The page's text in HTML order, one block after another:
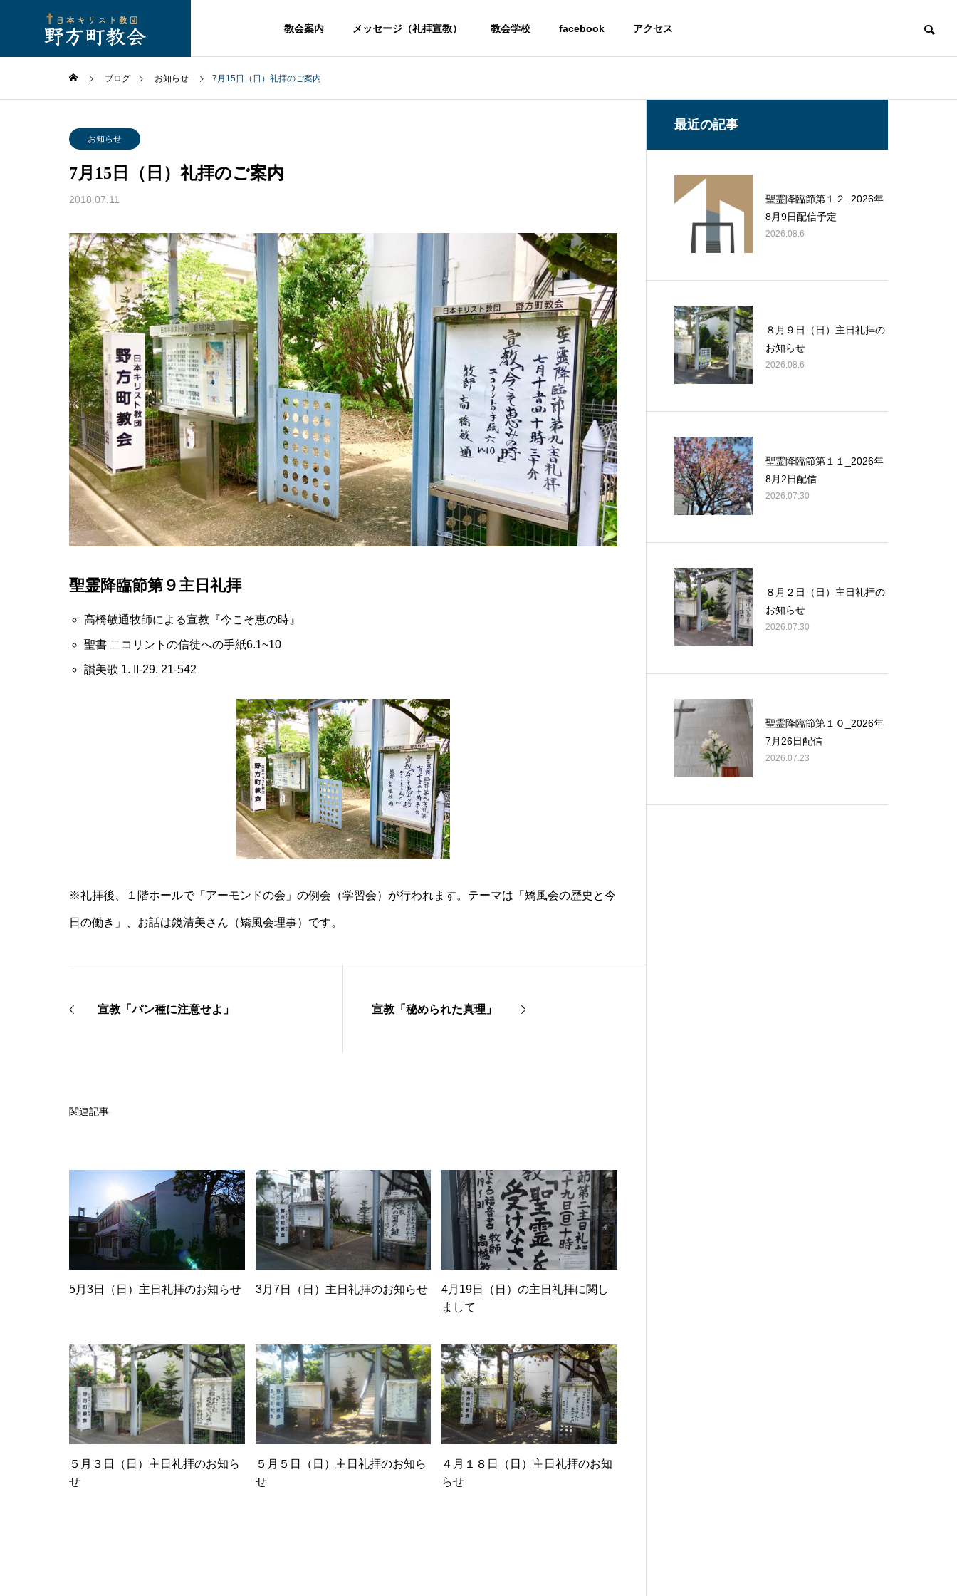
教会案内 メッセージ（礼拝宣教） 教会学校 facebook アクセス
ブログ お知らせ 7月15日（日）礼拝のご案内
お知らせ
7月15日（日）礼拝のご案内
2018.07.11
聖霊降臨節第９主日礼拝
高橋敏通牧師による宣教 『今こそ恵の時』
聖書 二コリントの信徒への手紙6.1~10
讃美歌 1. II-29. 21-542
※礼拝後、１階ホールで「アーモンドの会」の例会（学習会）が行われます。 テーマは 「矯風会の歴史と今
日の働き」、 お話は鏡清美さん（矯風会理事）です。
宣教「パン種に注意せよ」 宣教「秘められた真理」
関連記事
5月3日（日）主日礼拝のお知らせ 3月7日（日）主日礼拝のお知らせ
4月19日（日）の主日礼拝に関し
まして
５月３日（日）主日礼拝のお知ら
せ
５月５日（日）主日礼拝のお知ら
せ
４月１８日（日）主日礼拝のお知
らせ
最近の記事
聖霊降臨節第１２_2026年
8月9日配信予定
2026.08.6
８月９日（日）主日礼拝の
お知らせ
2026.08.6
聖霊降臨節第１１_2026年
8月2日配信
2026.07.30
８月２日（日）主日礼拝の
お知らせ
2026.07.30
聖霊降臨節第１０_2026年
7月26日配信
2026.07.23